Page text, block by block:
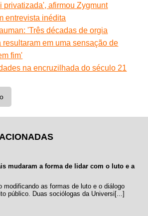
privatizada', afirmou Zygmunt
entrevista inédita
'Três décadas de orgia
resultaram em uma sensação de
fim'
na encruzilhada do século 21
mudaram a forma de lidar com o luto e a
modificando as formas de luto e o diálogo
público. Duas sociólogas da Universi[...]